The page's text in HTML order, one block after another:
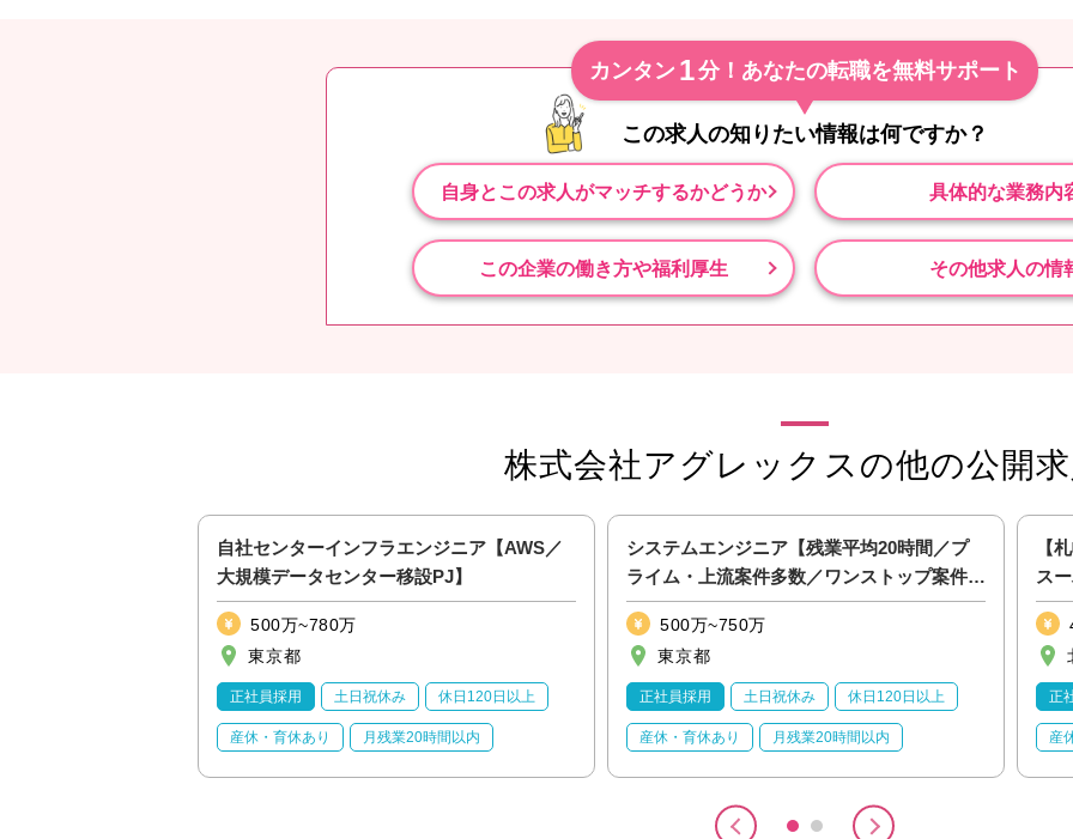
カンタン 1分！あなたの転職を無料サポート
この求人の知りたい情報は何ですか？
自身とこの求人がマッチするかどうか 具体的な業務内
この企業の働き方や福利厚生 その他求人の情
株式会社アグレックスの他の公開
自社センターインフラエンジニア【AWS／
大規模データセンター移設PJ】
500万~780万
東京都
正社員採用 土日祝休み 休日120日以上
産休・育休あり 月残業20時間以内
システムエンジニア【残業平均20時間／プ
ライム・上流案件多数／ワンストップ案件に
強み】
500万~750万
東京都
正社員採用 土日祝休み 休日120日以上
産休・育休あり 月残業20時間以内
【
ス
正
産